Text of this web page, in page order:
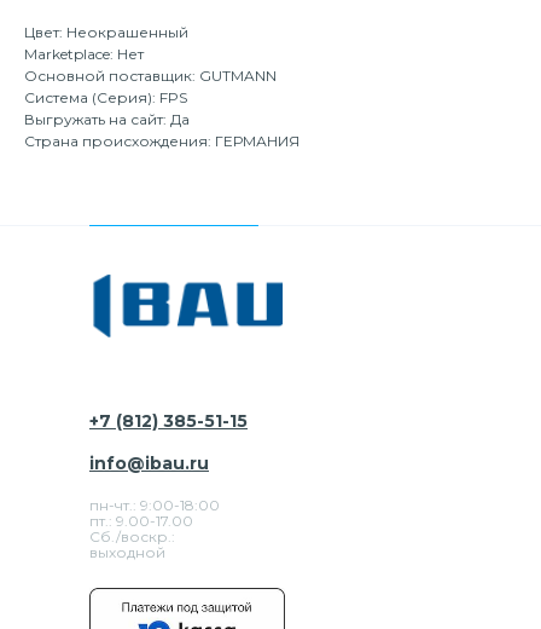
Цвет: Неокрашенный
Marketplace: Нет
Основной поставщик: GUTMANN
Система (Серия): FPS
Выгружать на сайт: Да
Страна происхождения: ГЕРМАНИЯ
+7 (812) 385-51-15
пн-чт.: 9:00-18:00
пт.: 9.00-17.00
Сб./воскр.:
выходной
info@ibau.ru